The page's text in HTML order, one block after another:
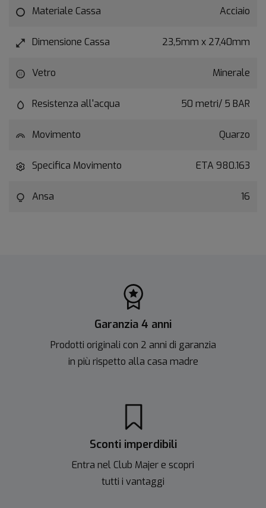
Materiale Cassa Acciaio
Dimensione Cassa 23,5mm x 27,40mm
Vetro Minerale
Resistenza all'acqua 50 metri/ 5 BAR
Movimento Quarzo
Specifica Movimento ETA 980.163
Ansa 16
Garanzia 4 anni
Prodotti originali con 2 anni di garanzia
in più rispetto alla casa madre
Sconti imperdibili
Entra nel Club Majer e scopri
tutti i vantaggi